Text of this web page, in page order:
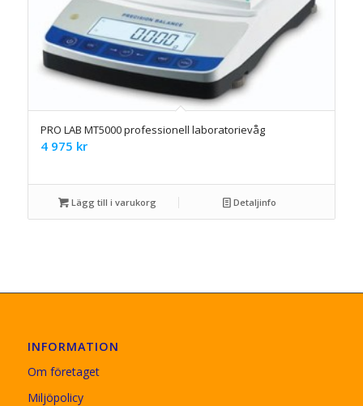
PRO LAB MT5000 professionell laboratorievåg
4 975 kr
Lägg till i varukorg Detaljinfo
INFORMATION
Om företaget
Miljöpolicy